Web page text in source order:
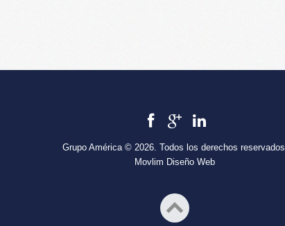
Grupo América © 2026. Todos los derechos reservados.
Movlim Diseño Web